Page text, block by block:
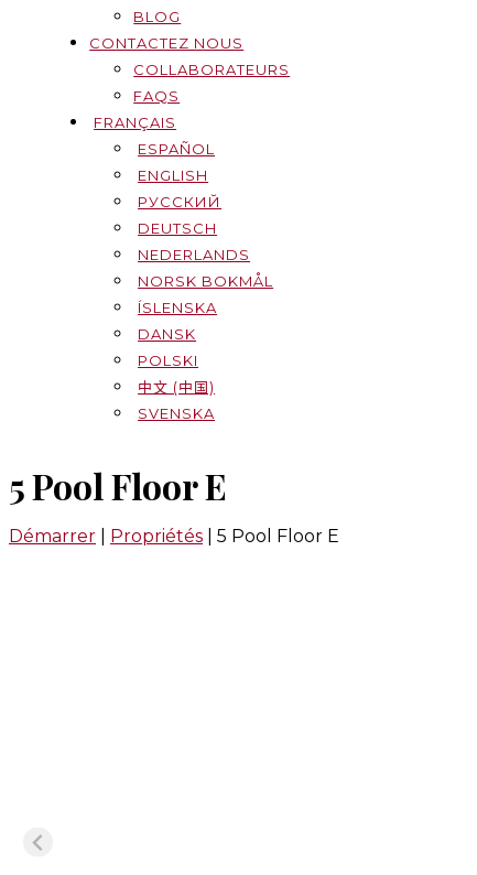
BLOG
CONTACTEZ NOUS
COLLABORATEURS
FAQS
FRANÇAIS
ESPAÑOL
ENGLISH
РУССКИЙ
DEUTSCH
NEDERLANDS
NORSK BOKMÅL
ÍSLENSKA
DANSK
POLSKI
中文 (中国)
SVENSKA
5 Pool Floor E
Démarrer Propriétés 5 Pool Floor E